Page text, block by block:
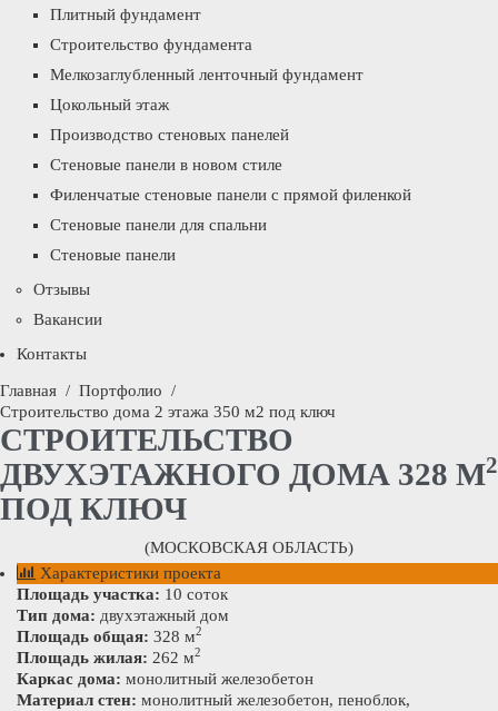
Плитный фундамент
Строительство фундамента
Мелкозаглубленный ленточный фундамент
Цокольный этаж
Производство стеновых панелей
Стеновые панели в новом стиле
Филенчатые стеновые панели с прямой филенкой
Стеновые панели для спальни
Стеновые панели
Отзывы
Вакансии
Контакты
Главная / Портфолио /
Строительство дома 2 этажа 350 м2 под ключ
СТРОИТЕЛЬСТВО
ДВУХЭТАЖНОГО ДОМА 328 М2
ПОД КЛЮЧ
(МОСКОВСКАЯ ОБЛАСТЬ)
Характеристики проекта
Площадь участка: 10 соток
Тип дома: двухэтажный дом
Площадь общая: 328 м2
Площадь жилая: 262 м2
Каркас дома: монолитный железобетон
Материал стен: монолитный железобетон, пеноблок,